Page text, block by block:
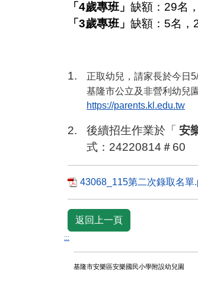
「 4歲專班」 缺額： 29名，
「 3歲專班」 缺額： 5名，
1. 正取幼兒，請家長於今日
基隆市公立及非營利幼兒
https://parents.kl.edu.tw
2. 後續招生作業於「 安
式： 24220814 ＃ 60
43068_115第二次錄取名單
返回上一頁
:::
基隆市安樂區安樂國民小學附設幼兒園